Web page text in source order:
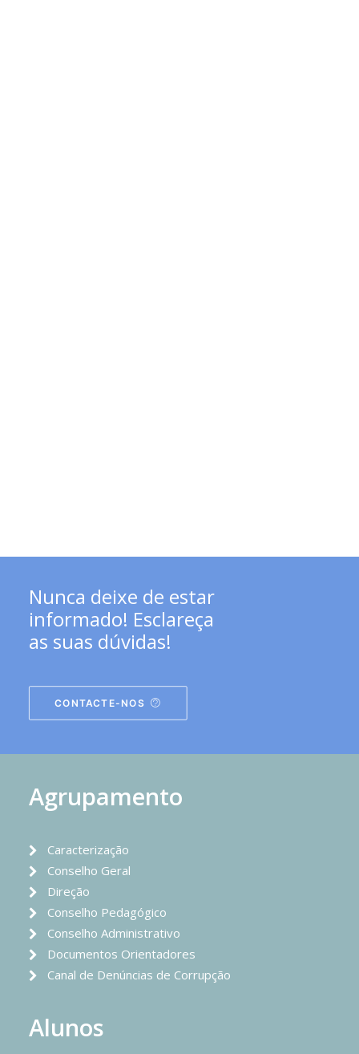
Nunca deixe de estar
informado! Esclareça
as suas dúvidas!
CONTACTE-NOS
Agrupamento
Caracterização
Conselho Geral
Direção
Conselho Pedagógico
Conselho Administrativo
Documentos Orientadores
Canal de Denúncias de Corrupção
Alunos